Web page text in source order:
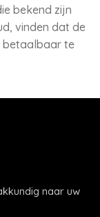
bekend zijn
vinden dat de
betaalbaar te
naar uw